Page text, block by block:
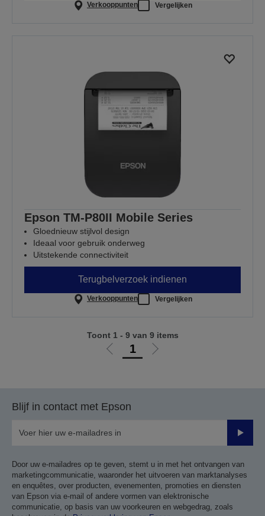
Verkooppunten Vergelijken
Epson TM-P80II Mobile Series
Gloednieuw stijlvol design
Ideaal voor gebruik onderweg
Uitstekende connectiviteit
Terugbelverzoek indienen
Verkooppunten Vergelijken
Ga
1
Ga
Toont 1 - 9 van 9 items
Blijf in contact met Epson
Door uw e-mailadres op te geven, stemt u in met het ontvangen van
marketingcommunicatie, waaronder het uitvoeren van marktanalyses
en enquêtes, over producten, evenementen, promoties en diensten
van Epson via e-mail of andere vormen van elektronische
communicatie, op basis van uw voorkeuren en webgedrag, zoals